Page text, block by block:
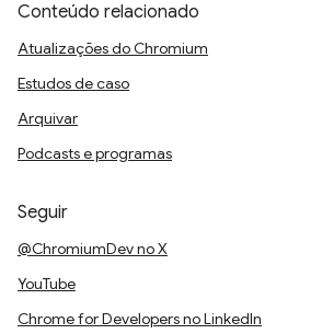
Conteúdo relacionado
Atualizações do Chromium
Estudos de caso
Arquivar
Podcasts e programas
Seguir
@ChromiumDev no X
YouTube
Chrome for Developers no LinkedIn